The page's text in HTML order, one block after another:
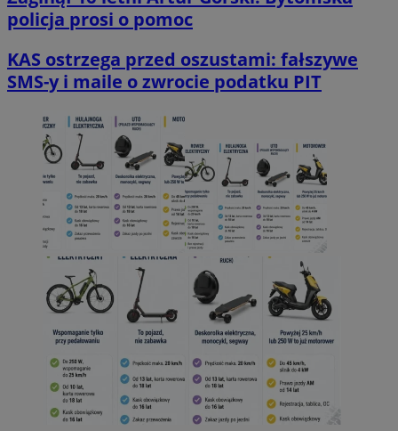
policja prosi o pomoc
KAS ostrzega przed oszustami: fałszywe
SMS-y i maile o zwrocie podatku PIT